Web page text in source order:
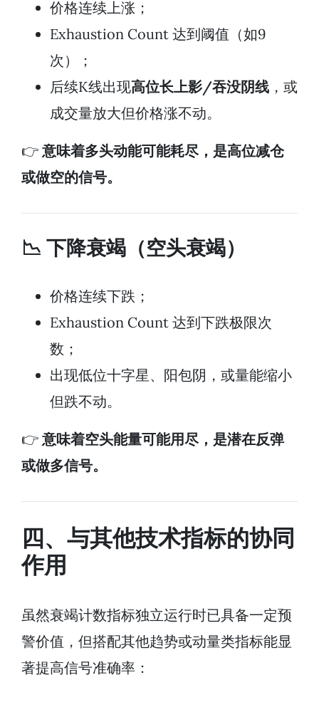
价格连续上涨；
Exhaustion Count 达到阈值（如9
次）；
后续K线出现高位长上影/吞没阴线 ，或
成交量放大但价格涨不动。
👉 意味着多头动能可能耗尽，是高位减仓
或做空的信号。
📉 下降衰竭（空头衰竭）
价格连续下跌；
Exhaustion Count 达到下跌极限次
数；
出现低位十字星、阳包阴，或量能缩小
但跌不动。
👉 意味着空头能量可能用尽，是潜在反弹
或做多信号。
四、与其他技术指标的协同
作用
虽然衰竭计数指标独立运行时已具备一定预
警价值，但搭配其他趋势或动量类指标能显
著提高信号准确率：